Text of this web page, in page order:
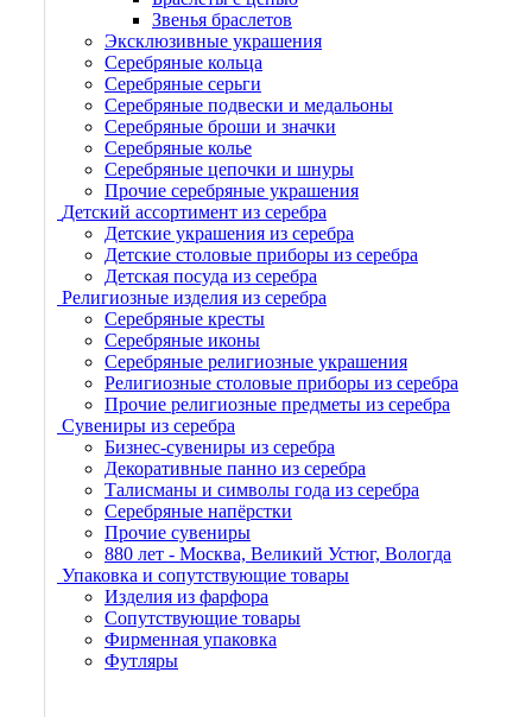
Звенья браслетов
Эксклюзивные украшения
Серебряные кольца
Серебряные серьги
Серебряные подвески и медальоны
Серебряные броши и значки
Серебряные колье
Серебряные цепочки и шнуры
Прочие серебряные украшения
Детский ассортимент из серебра
Детские украшения из серебра
Детские столовые приборы из серебра
Детская посуда из серебра
Религиозные изделия из серебра
Серебряные кресты
Серебряные иконы
Серебряные религиозные украшения
Религиозные столовые приборы из серебра
Прочие религиозные предметы из серебра
Сувениры из серебра
Бизнес-сувениры из серебра
Декоративные панно из серебра
Талисманы и символы года из серебра
Серебряные напёрстки
Прочие сувениры
880 лет - Москва, Великий Устюг, Вологда
Упаковка и сопутствующие товары
Изделия из фарфора
Сопутствующие товары
Фирменная упаковка
Футляры